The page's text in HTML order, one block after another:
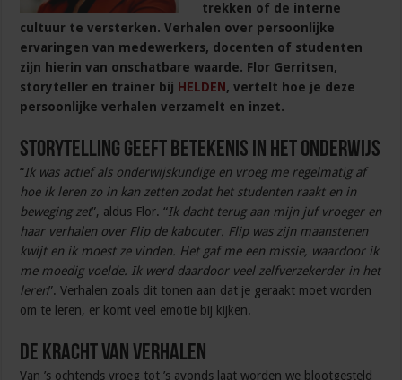
trekken of de interne
cultuur te versterken. Verhalen over persoonlijke
ervaringen van medewerkers, docenten of studenten
zijn hierin van onschatbare waarde. Flor Gerritsen,
storyteller en trainer bij HELDEN, vertelt hoe je deze
persoonlijke verhalen verzamelt en inzet.
Storytelling geeft betekenis in het onderwijs
“Ik was actief als onderwijskundige en vroeg me regelmatig af
hoe ik leren zo in kan zetten zodat het studenten raakt en in
beweging zet”, aldus Flor. “Ik dacht terug aan mijn juf vroeger en
haar verhalen over Flip de kabouter. Flip was zijn maanstenen
kwijt en ik moest ze vinden. Het gaf me een missie, waardoor ik
me moedig voelde. Ik werd daardoor veel zelfverzekerder in het
leren”. Verhalen zoals dit tonen aan dat je geraakt moet worden
om te leren, er komt veel emotie bij kijken.
De kracht van verhalen
Van ’s ochtends vroeg tot ’s avonds laat worden we blootgesteld